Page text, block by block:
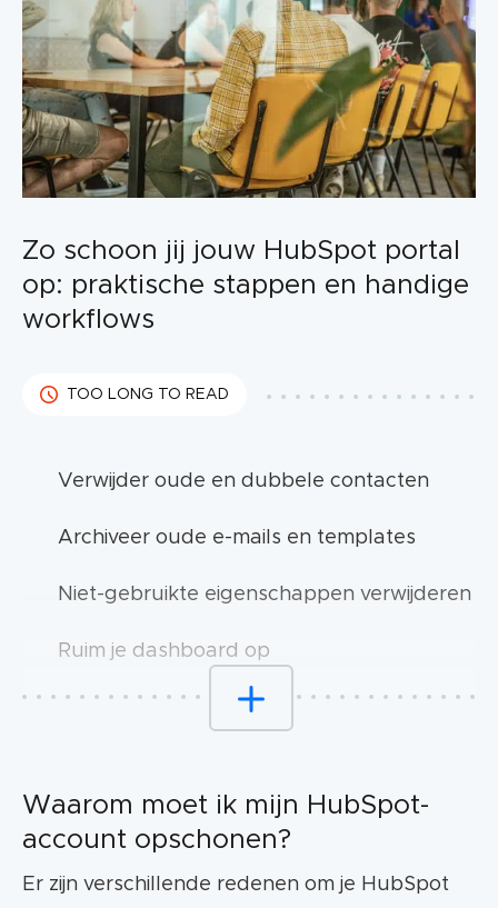
Zo schoon jij jouw HubSpot portal
op: praktische stappen en handige
workflows
TOO LONG TO READ
Verwijder oude en dubbele contacten
Archiveer oude e-mails en templates
Niet-gebruikte eigenschappen verwijderen
Ruim je dashboard op
Controleer je integraties
Optimaliseer je CRM eigenschappen
Waarom moet ik mijn HubSpot-
account opschonen?
Er zijn verschillende redenen om je HubSpot